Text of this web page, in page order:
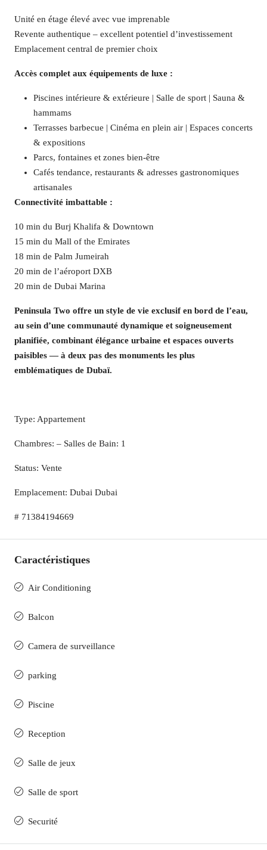
Unité en étage élevé avec vue imprenable
Revente authentique – excellent potentiel d’investissement
Emplacement central de premier choix
Accès complet aux équipements de luxe :
Piscines intérieure & extérieure | Salle de sport | Sauna &
hammams
Terrasses barbecue | Cinéma en plein air | Espaces concerts
& expositions
Parcs, fontaines et zones bien-être
Cafés tendance, restaurants & adresses gastronomiques
artisanales
Connectivité imbattable :
10 min du Burj Khalifa & Downtown
15 min du Mall of the Emirates
18 min de Palm Jumeirah
20 min de l’aéroport DXB
20 min de Dubai Marina
Peninsula Two offre un style de vie exclusif en bord de l’eau,
au sein d’une communauté dynamique et soigneusement
planifiée, combinant élégance urbaine et espaces ouverts
paisibles — à deux pas des monuments les plus
emblématiques de Dubaï.
Type: Appartement
Chambres: – Salles de Bain: 1
Status: Vente
Emplacement: Dubai Dubai
# 71384194669
Caractéristiques
Air Conditioning
Balcon
Camera de surveillance
parking
Piscine
Reception
Salle de jeux
Salle de sport
Securité